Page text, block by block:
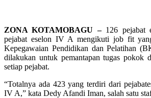
ZONA KOTAMOBAGU – 126
pejabat eselon IV A mengikuti job fit
Kepegawaian Pendidikan dan Pelatihan
dilakukan untuk pemantapan tugas pokok
setiap pejabat.
“Totalnya ada 423 yang terdiri dari
IV A,” kata Dedy Afandi Iman, salah satu